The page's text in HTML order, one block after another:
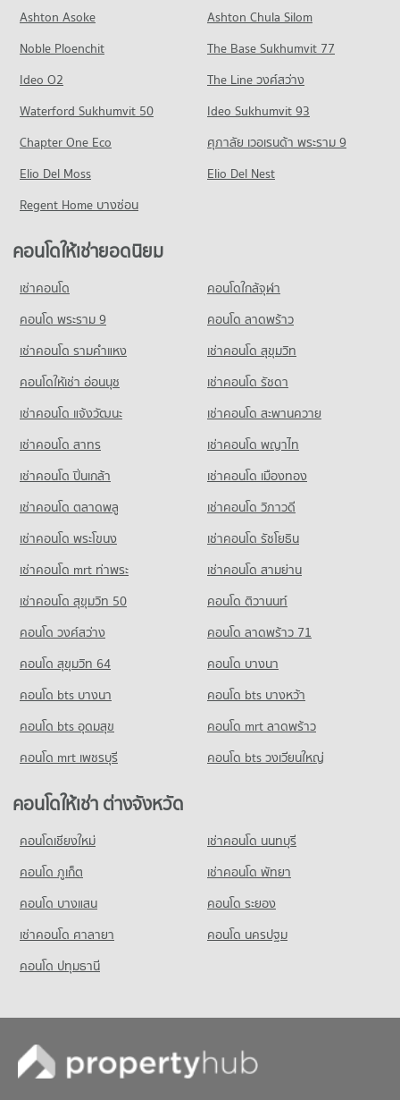
คอนโด วิทยาลัยสารพัดช่างพระนคร
382 โครงการ
คอนโดให้เช่า วิทยาลัยสารพัดช่างพระนคร
มีคอนโดให้เช่า 20,596 ประกาศ
ขายคอนโด วิทยาลัยสารพัดช่างพระนคร
มีคอนโดขาย 8,012 ประกาศ
คอนโด วิทยาลัยเสนาธิการทหาร
คอนโดให้เช่า วิทยาลัยเสนาธิการทหาร
มีคอนโดให้เช่า 55,268 ประกาศ
ขายคอนโด วิทยาลัยเสนาธิการทหาร
มีคอนโดขาย 20,492 ประกาศ
คอนโด รร.พณิชยการสันติราษฎร์
คอนโดให้เช่า รร.พณิชยการสันติราษฎร์
มีคอนโดให้เช่า 14,178 ประกาศ
ขายคอนโด รร.พณิชยการสันติราษฎร์
มีคอนโดขาย 6,028 ประกาศ
520 โครงการ
คอนโดให้เช่า รร.สตรีวรนาถบางเขน
ขายคอนโด รร.สตรีวรนาถบางเขน
มีคอนโดขาย 5,844 ประกาศ
คอนโด รร.ถนอมพิศวิทยา
320 โครงการ
คอนโดให้เช่า รร.ถนอมพิศวิทยา
มีคอนโดให้เช่า 5,707 ประกาศ
ขายคอนโด รร.ถนอมพิศวิทยา
คอนโด รร.กุนนทีรุทธารามวิทยาคม
คอนโดให้เช่า รร.กุนนทีรุทธารามวิทยาคม
มีคอนโดให้เช่า 15,121 ประกาศ
ขายคอนโด รร.กุนนทีรุทธารามวิทยาคม
ขายคอนโด ตลาดนัดจตุจักร
มีคอนโดขาย 5,312 ประกาศ
325 โครงการ
คอนโดให้เช่า ตลาด อ.ต.ก.
มีคอนโดขาย 5,032 ประกาศ
คอนโด บิ๊กซี เอ็กซ์ตร้า ลาดพร้าว
คอนโดให้เช่า บิ๊กซี เอ็กซ์ตร้า ลาดพร้าว
มีคอนโดให้เช่า 11,604 ประกาศ
มีคอนโดขาย 4,640 ประกาศ
คอนโด เทสโก้โลตัส ลาดพร้าว
566 โครงการ
คอนโดให้เช่า เทสโก้โลตัส ลาดพร้าว
มีคอนโดให้เช่า 15,818 ประกาศ
ขายคอนโด เทสโก้โลตัส ลาดพร้าว
มีคอนโดขาย 6,845 ประกาศ
คอนโด บิ๊กซี สะพานควาย
คอนโดให้เช่า บิ๊กซี สะพานควาย
มีคอนโดให้เช่า 9,940 ประกาศ
ขายคอนโด บิ๊กซี สะพานควาย
มีคอนโดขาย 4,182 ประกาศ
คอนโด บิ๊กซี เอ็กซ์ตร้า รัชดาภิเษก
837 โครงการ
คอนโดให้เช่า บิ๊กซี เอ็กซ์ตร้า รัชดาภิเษก
ขายคอนโด บิ๊กซี เอ็กซ์ตร้า รัชดาภิเษก
มีคอนโดขาย 17,566 ประกาศ
คอนโดให้เช่า เขตดินแดง
มีคอนโดให้เช่า 7,140 ประกาศ
ขายคอนโด เขตดินแดง
มีคอนโดขาย 3,129 ประกาศ
คอนโด ถนนอินทามระ
คอนโดให้เช่า ถนนอินทามระ
มีคอนโดให้เช่า 2,370 ประกาศ
ขายคอนโด ถนนอินทามระ
มีคอนโดขาย 1,451 ประกาศ
คอนโด ถนนลาดพร้าว
คอนโดให้เช่า ถนนลาดพร้าว
มีคอนโดให้เช่า 11,460 ประกาศ
ขายคอนโด ถนนลาดพร้าว
มีคอนโดขาย 4,406 ประกาศ
คอนโด ถนนรัชดาภิเษก
580 โครงการ
คอนโดให้เช่า ถนนรัชดาภิเษก
ขายคอนโด ถนนรัชดาภิเษก
มีคอนโดขาย 11,431 ประกาศ
คอนโด ถนนวิภาวดีรังสิต
610 โครงการ
คอนโดให้เช่า ถนนวิภาวดีรังสิต
มีคอนโดให้เช่า 17,577 ประกาศ
ขายคอนโด ถนนวิภาวดีรังสิต
คอนโด ลาดพร้าวตอนกลาง โชคชัย 4 ลาดพร้าว 71
นาคนิวาส
243 โครงการ
คอนโดให้เช่า ลาดพร้าวตอนกลาง โชคชัย 4 ลาดพร้าว 71 นาคนิวาส
มีคอนโดให้เช่า 2,014 ประกาศ
ขายคอนโด ลาดพร้าวตอนกลาง โชคชัย 4 ลาดพร้าว 71 นาคนิวาส
มีคอนโดขาย 1,081 ประกาศ
คอนโด โลตัสเอ็กเพลส(สุทธิสาร)
603 โครงการ
คอนโดให้เช่า โลตัสเอ็กเพลส(สุทธิสาร)
ขายคอนโด โลตัสเอ็กเพลส(สุทธิสาร)
มีคอนโดขาย 10,449 ประกาศ
350 โครงการ
คอนโดให้เช่า ยูเนี่ยน มอลล์
มีคอนโดให้เช่า 11,773 ประกาศ
Ashton Asoke
Ashton Chula Silom
Noble Ploenchit
The Base Sukhumvit 77
Ideo O2
The Line วงศ์สว่าง
Waterford Sukhumvit 50
Ideo Sukhumvit 93
Chapter One Eco
ศุภาลัย เวอเรนด้า พระราม 9
Elio Del Moss
Elio Del Nest
Regent Home บางซ่อน
คอนโดให้เช่ายอดนิยม
เช่าคอนโด
คอนโดใกล้จุฬา
คอนโด พระราม 9
คอนโด ลาดพร้าว
เช่าคอนโด รามคําแหง
เช่าคอนโด สุขุมวิท
คอนโดให้เช่า อ่อนนุช
เช่าคอนโด รัชดา
เช่าคอนโด แจ้งวัฒนะ
เช่าคอนโด สะพานควาย
เช่าคอนโด สาทร
เช่าคอนโด พญาไท
เช่าคอนโด ปิ่นเกล้า
เช่าคอนโด เมืองทอง
เช่าคอนโด ตลาดพลู
เช่าคอนโด วิภาวดี
เช่าคอนโด พระโขนง
เช่าคอนโด รัชโยธิน
เช่าคอนโด mrt ท่าพระ
เช่าคอนโด สามย่าน
เช่าคอนโด สุขุมวิท 50
คอนโด ติวานนท์
คอนโด วงศ์สว่าง
คอนโด ลาดพร้าว 71
คอนโด สุขุมวิท 64
คอนโด บางนา
คอนโด bts บางนา
คอนโด bts บางหว้า
คอนโด bts อุดมสุข
คอนโด mrt ลาดพร้าว
คอนโด mrt เพชรบุรี
คอนโด bts วงเวียนใหญ่
คอนโดให้เช่า ต่างจังหวัด
คอนโดเชียงใหม่
เช่าคอนโด นนทบุรี
คอนโด ภูเก็ต
เช่าคอนโด พัทยา
คอนโด บางแสน
คอนโด ระยอง
เช่าคอนโด ศาลายา
คอนโด นครปฐม
คอนโด ปทุมธานี